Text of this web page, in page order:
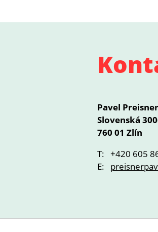
Pavel
Slovenská
760 01 Zlín
T: +420 605
E: